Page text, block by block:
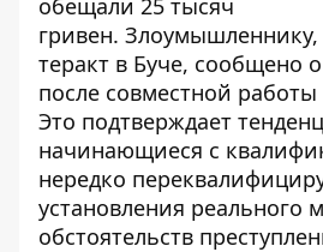
гривен.
теракт в Буче, сообщено
после совместной
Это подтверждает
начинающиеся с
нередко
установления реального
обстоятельств